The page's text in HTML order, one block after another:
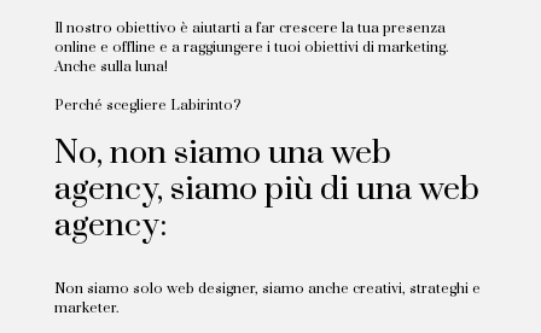
Il nostro obiettivo è aiutarti a far crescere la tua presenza
online e offline e a raggiungere i tuoi obiettivi di marketing.
Anche sulla luna!
Perché scegliere Labirinto?
No, non siamo una web
agency, siamo più di una web
agency:
Non siamo solo web designer, siamo anche creativi, strateghi e
marketer.